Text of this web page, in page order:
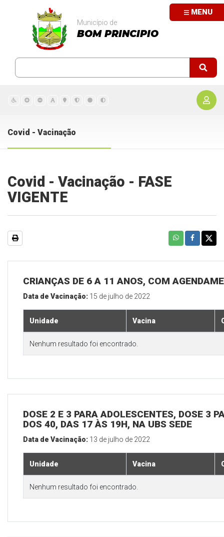
MENU
Município de
BOM PRINCIPIO
Covid - Vacinação
Covid - Vacinação - FASE
VIGENTE
CRIANÇAS DE 6 A 11 ANOS, COM
Data de Vacinação: 15 de julho de 2022
Unidade Vacina
Nenhum resultado foi encontrado.
DOSE 2 E 3 PARA ADOLESCENTES, DOSE 3
DOS 40, DAS 17 ÀS 19H, NA UBS SEDE
Data de Vacinação: 13 de julho de 2022
Unidade Vacina
Nenhum resultado foi encontrado.